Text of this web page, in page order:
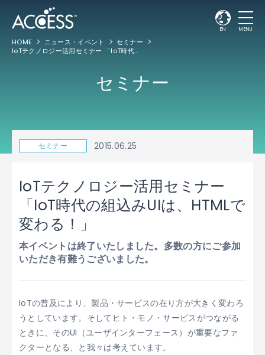
EN MENU
HOME ニュース・イベント
セミナー
IoTテクノロジー活用セミナー 「IoT時代の組込みUIは、HTMLで変わる！」
セミナー
セミナー 2015.06.25
IoTテクノロジー活用セミナー
「IoT時代の組込みUIは、HTMLで
変わる！」
本イベントは終了いたしました。多数の方にご参加
いただき有難うございました。
IoTの普及により、製品・サービスの在り方が大きく変わろ
うとしています。そしてヒト・モノ・サービスがつながる
ときに、そのUI（ユーザインターフェース）が重要なファ
クターとなる、と我々は考えています。